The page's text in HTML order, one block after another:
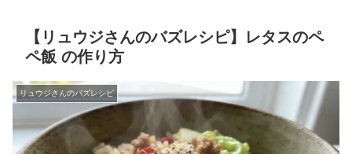
【リュウジさんのバズレシピ】レタスのペ
ペ飯 の作り方
リュウジさんのバズレシピ